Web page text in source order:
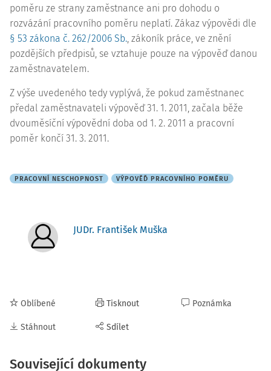
poměru ze strany zaměstnance ani pro dohodu o
rozvázání pracovního poměru neplatí. Zákaz výpovědi dle
§ 53 zákona č. 262/2006 Sb., zákoník práce, ve znění
pozdějších předpisů, se vztahuje pouze na výpověď danou
zaměstnavatelem.
Z výše uvedeného tedy vyplývá, že pokud zaměstnanec
předal zaměstnavateli výpověď 31. 1. 2011, začala běže
dvouměsíční výpovědní doba od 1. 2. 2011 a pracovní
poměr končí 31. 3. 2011.
PRACOVNÍ NESCHOPNOST VÝPOVĚĎ PRACOVNÍHO POMĚRU
JUDr. František Muška
Oblíbené
Stáhnout
Tisknout
Sdílet
Poznámka
Související dokumenty